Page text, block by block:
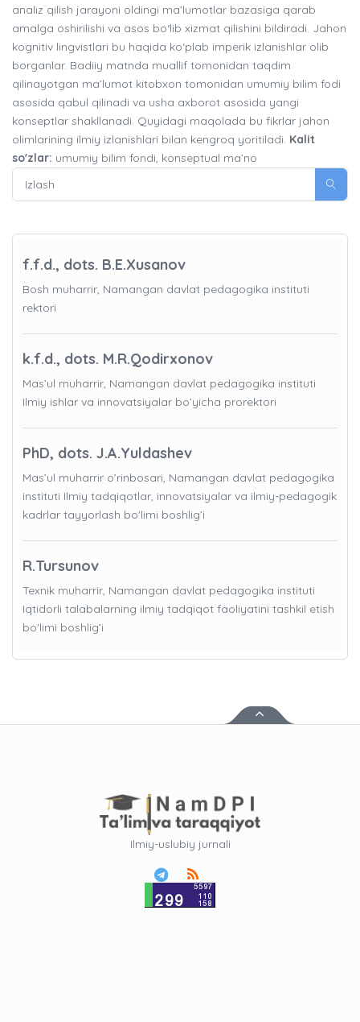
analiz qilish jarayoni oldingi ma’lumotlar bazasiga qarab
amalga oshirilishi va asos bo‘lib xizmat qilishini bildiradi. Jahon
kognitiv lingvistlari bu haqida ko‘plab imperik izlanishlar olib
borganlar. Badiiy matnda muallif tomonidan taqdim
qilinayotgan ma’lumot kitobxon tomonidan umumiy bilim fodi
asosida qabul qilinadi va usha axborot asosida yangi
konseptlar shakllanadi. Quyidagi maqolada bu fikrlar jahon
olimlarining ilmiy izlanishlari bilan kengroq yoritiladi. Kalit
so'zlar: umumiy bilim fondi, konseptual ma’no
f.f.d., dots. B.E.Xusanov
Bosh muharrir, Namangan davlat pedagogika instituti
rektori
k.f.d., dots. M.R.Qodirxonov
Mas’ul muharrir, Namangan davlat pedagogika instituti
Ilmiy ishlar va innovatsiyalar bo’yicha prorektori
PhD, dots. J.A.Yuldashev
Mas’ul muharrir o’rinbosari, Namangan davlat pedagogika
instituti Ilmiy tadqiqotlar, innovatsiyalar va ilmiy-pedagogik
kadrlar tayyorlash bo'limi boshlig’i
R.Tursunov
Texnik muharrir, Namangan davlat pedagogika instituti
Iqtidorli talabalarning ilmiy tadqiqot faoliyatini tashkil etish
bo'limi boshlig’i
Ilmiy-uslubiy jurnali